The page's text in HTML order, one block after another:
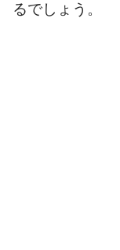
るでしょう。